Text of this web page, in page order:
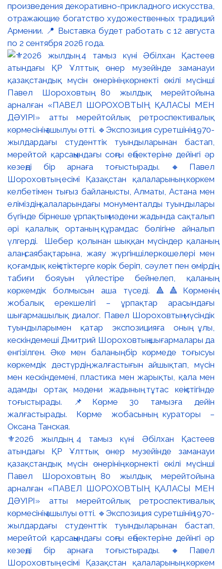
произведения декоративно-прикладного искусства,
отражающие богатство художественных традиций
Армении. 📍 Выставка будет работать с 12 августа
по 2 сентября 2026 года.
⚜️2026 жылдың 4 тамыз күні Әбілхан Қастеев
атындағы ҚР Ұлттық өнер музейінде заманауи
қазақстандық мүсін өнерінің көрнекті өкілі мүсінші
Павел Шороховтың 80 жылдық мерейтойына
арналған «ПАВЕЛ ШОРОХОВТЫҢ ҚАЛАСЫ МЕН
ДӘУІРІ» атты мерейтойлық ретроспективалық
көрмесінің ашылуы өтті. 🔹Экспозиция суретшінің 1970-
жылдардағы студенттік туындыларынан бастап,
мерейтой қарсаңындағы соңғы еңбектеріне дейінгі әр
кезеңді бір арнаға тоғыстырады. 🔸Павел
Шороховтың есімі Қазақстан қалаларының көркем